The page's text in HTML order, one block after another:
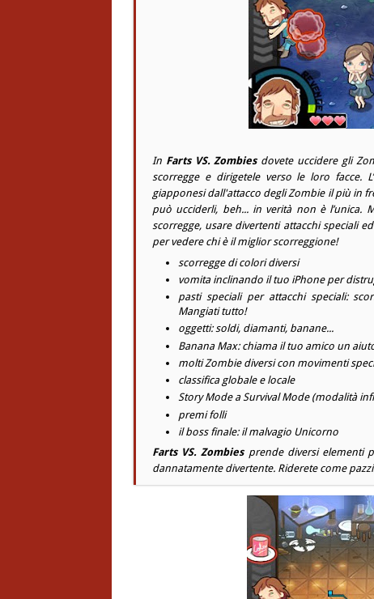
In Farts VS. Zombiesdovete uccidere gli
scorregge e dirigetele verso le loro facce.
giapponesi dall'attacco degli Zombie il più in
può ucciderli, beh... in verità non è
scorregge, usare divertenti attacchi speciali
per vedere chi è il miglior scorreggione!
scorregge di colori diversi
vomita inclinando il tuo iPhone per
pasti speciali per attacchi speciali:
Mangiati tutto!
oggetti: soldi, diamanti, banane...
Banana Max: chiama il tuo amico un
molti Zombie diversi con movimenti
classifica globale e locale
Story Mode a Survival Mode (modalità
premi folli
il boss finale: il malvagio Unicorno
Farts VS. Zombiesprende diversi elementi
dannatamente divertente. Riderete come